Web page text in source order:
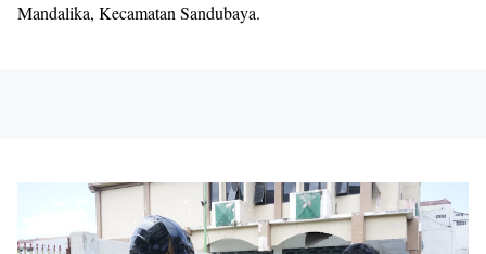
Mandalika, Kecamatan Sandubaya.